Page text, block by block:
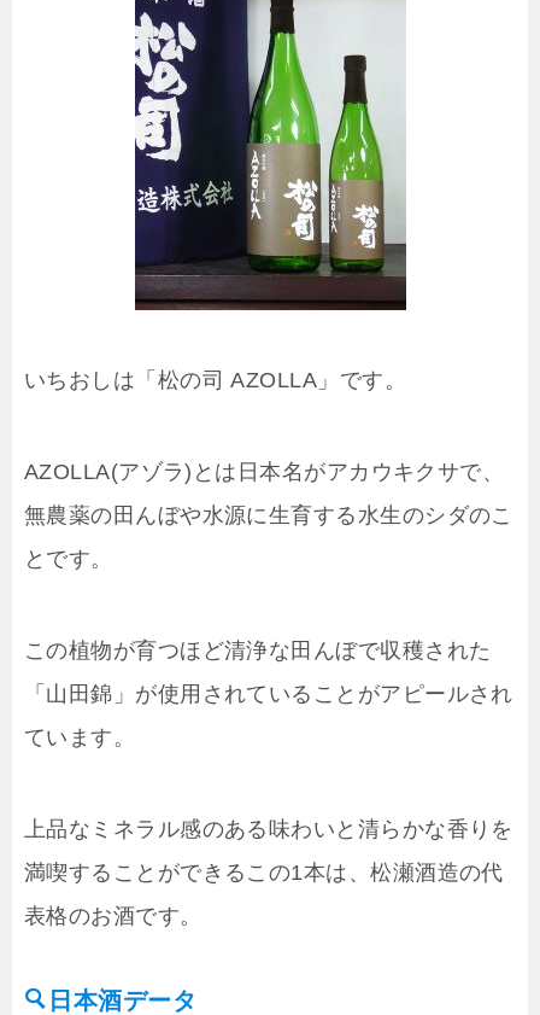
いちおしは「松の司 AZOLLA」です。
AZOLLA(アゾラ)とは日本名がアカウキクサで、
無農薬の田んぼや水源に生育する水生のシダのこ
とです。
この植物が育つほど清浄な田んぼで収穫された
「山田錦」が使用されていることがアピールされ
ています。
上品なミネラル感のある味わいと清らかな香りを
満喫することができるこの1本は、松瀬酒造の代
表格のお酒です。
日本酒データ